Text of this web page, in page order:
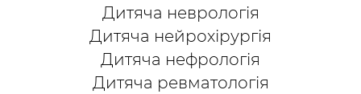
Дитяча неврологія
Дитяча нейрохірургія
Дитяча нефрологія
Дитяча ревматологія